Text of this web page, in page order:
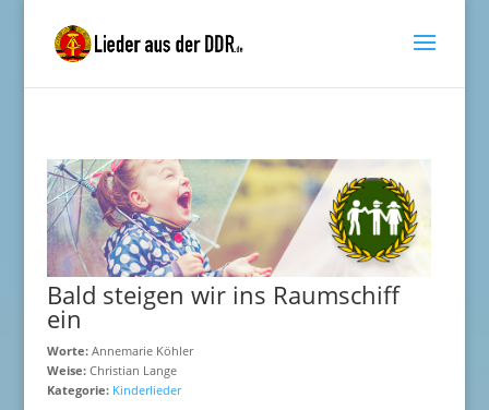
Bald steigen wir ins Raumschiff
ein
Worte:Annemarie Köhler
Weise:Christian Lange
Kategorie: Kinderlieder